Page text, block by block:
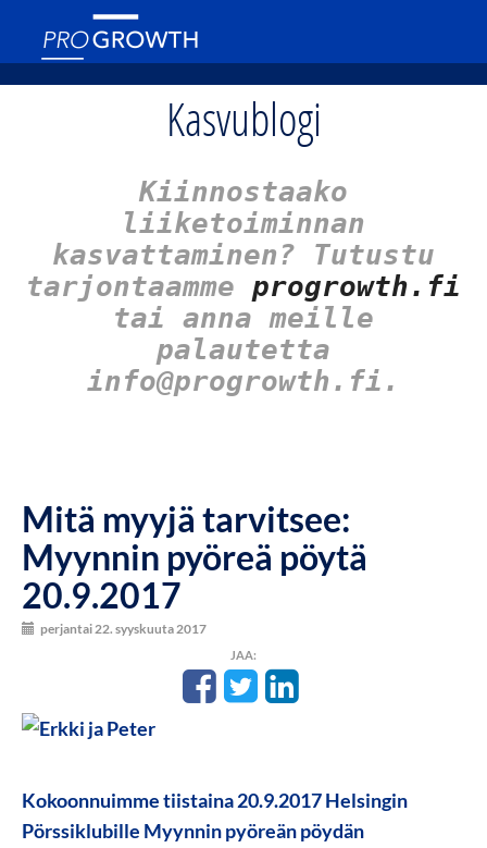
Kasvublogi
Kiinnostaako
liiketoiminnan
kasvattaminen? Tutustu
tarjontaamme progrowth.fi
tai anna meille
palautetta
info@progrowth.fi.
Mitä myyjä tarvitsee:
Myynnin pyöreä pöytä
20.9.2017
perjantai 22. syyskuuta 2017
JAA:
Kokoonnuimme tiistaina 20.9.2017 Helsingin
Pörssiklubille Myynnin pyöreän pöydän